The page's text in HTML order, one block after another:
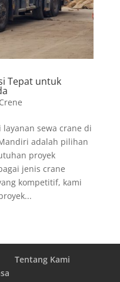
Tepat untuk
Crene
sewa crane di
adalah pilihan
proyek
jenis crane
kompetitif, kami
Tentang Kami